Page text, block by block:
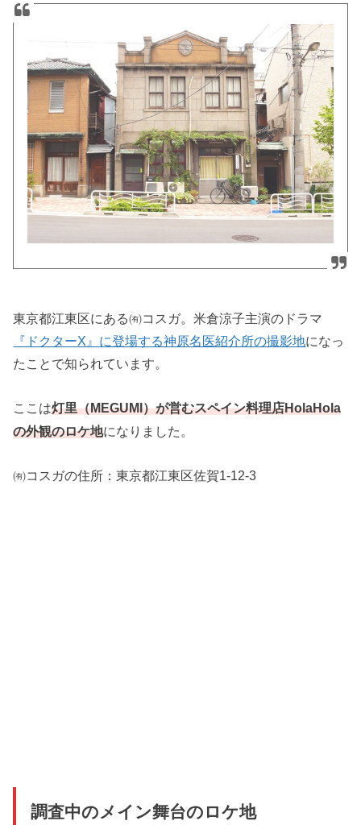
東京都江東区にある㈲コスガ。米倉涼子主演のドラマ
『ドクターX』に登場する神原名医紹介所の撮影地になっ
たことで知られています。
ここは灯里（MEGUMI）が営むスペイン料理店HolaHola
の外観のロケ地になりました。
㈲コスガの住所：東京都江東区佐賀1-12-3
調査中のメイン舞台のロケ地